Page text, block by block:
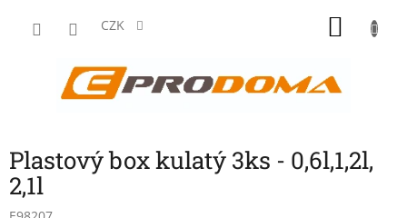
CZK
Plastový box kulatý 3ks - 0,6l,1,2l,
2,1l